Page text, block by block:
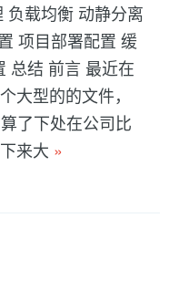
负载均衡 动静分离
项目部署配置 缓
总结 前言 最近在
大型的的文件，
了下处在公司比
来大 »